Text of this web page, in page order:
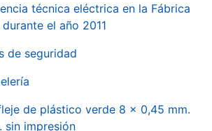
técnica eléctrica en la Fábrica
el año 2011
de seguridad
de plástico verde 8 x 0,45 mm.
sin impresión